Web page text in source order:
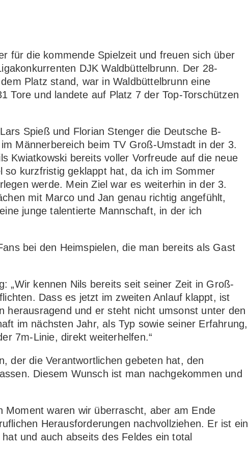
für die kommende Spielzeit und freuen sich über
DJK Waldbüttelbrunn. Der 28-
Platz stand, war in Waldbüttelbrunn eine
Tore und landete auf Platz 7 der Top-Torschützen
Spieß und Florian Stenger die Deutsche B-
Männerbereich beim TV Groß-Umstadt in der 3.
Kwiatkowski bereits voller Vorfreude auf die neue
so kurzfristig geklappt hat, da ich im Sommer
werde. Mein Ziel war es weiterhin in der 3.
mit Marco und Jan genau richtig angefühlt,
junge talentierte Mannschaft, in der ich
bei den Heimspielen, die man bereits als Gast
„Wir kennen Nils bereits seit seiner Zeit in Groß-
Dass es jetzt im zweiten Anlauf klappt, ist
herausragend und er steht nicht umsonst unter den
im nächsten Jahr, als Typ sowie seiner Erfahrung,
7m-Linie, direkt weiterhelfen.“
der die Verantwortlichen gebeten hat, den
Diesem Wunsch ist man nachgekommen und
waren wir überrascht, aber am Ende
Herausforderungen nachvollziehen. Er ist ein
und auch abseits des Feldes ein total